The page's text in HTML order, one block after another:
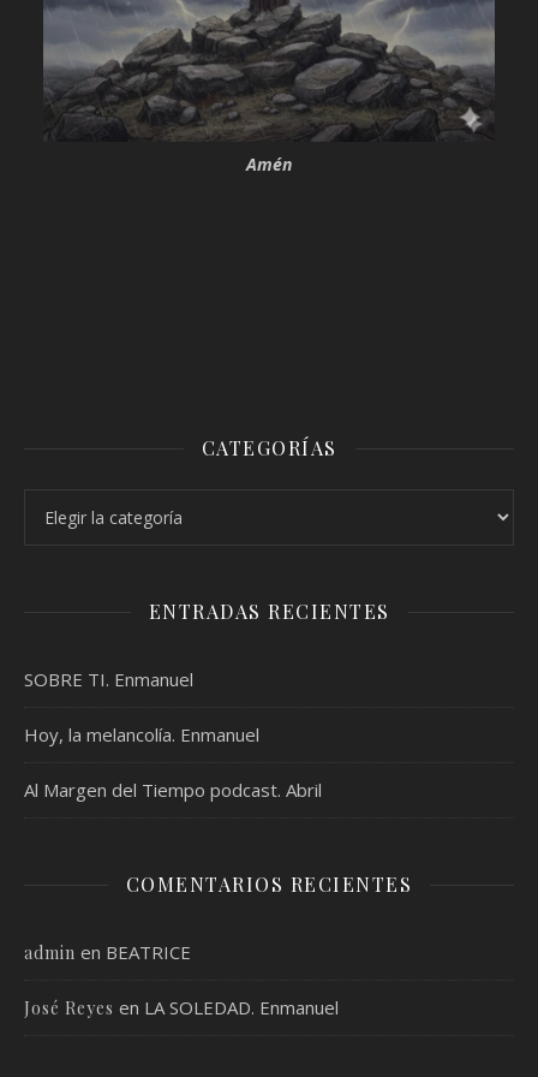
Amén
CATEGORÍAS
ENTRADAS RECIENTES
SOBRE TI. Enmanuel
Hoy, la melancolía. Enmanuel
Al Margen del Tiempo podcast. Abril
COMENTARIOS RECIENTES
admin en BEATRICE
José Reyes en LA SOLEDAD. Enmanuel